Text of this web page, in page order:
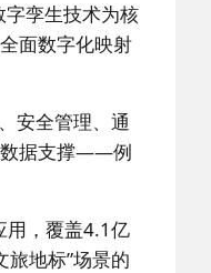
孪生技术为核
面数字化映射
安全管理、通
数据支撑——例
用，覆盖4.1亿
地标”场景的